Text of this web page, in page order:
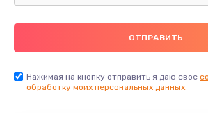
Заказать
Нажимая на кнопку отправить я даю свое
обработку моих персональных данных.